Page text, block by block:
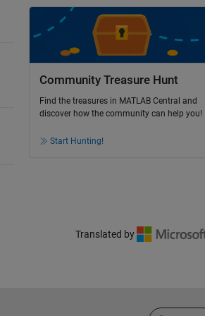
Community Treasure Hunt
Find the treasures in MATLAB Central and
discover how the community can help you!
Start Hunting!
Translated by